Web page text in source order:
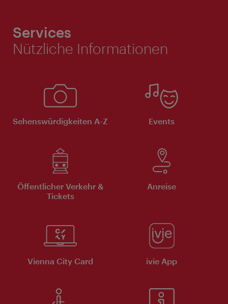
Services
Nützliche Informationen
Sehenswürdigkeiten A-Z Events
Öffentlicher Verkehr &
Tickets
Anreise
Vienna City Card ivie App